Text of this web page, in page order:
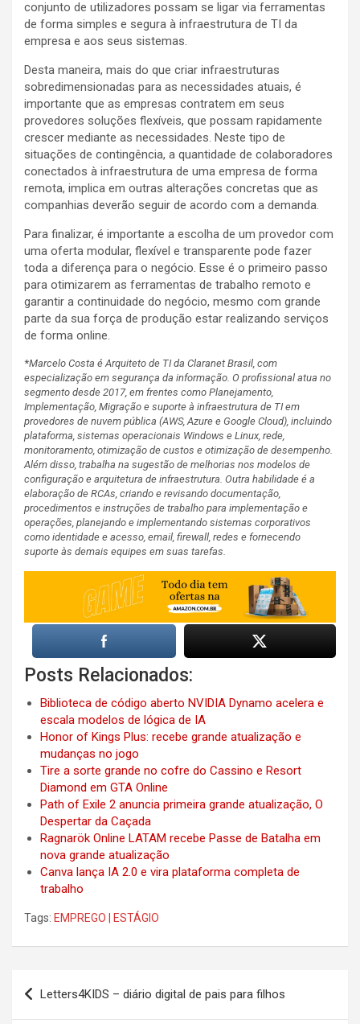
conjunto de utilizadores possam se ligar via ferramentas
de forma simples e segura à infraestrutura de TI da
empresa e aos seus sistemas.
Desta maneira, mais do que criar infraestruturas
sobredimensionadas para as necessidades atuais, é
importante que as empresas contratem em seus
provedores soluções flexíveis, que possam rapidamente
crescer mediante as necessidades. Neste tipo de
situações de contingência, a quantidade de colaboradores
conectados à infraestrutura de uma empresa de forma
remota, implica em outras alterações concretas que as
companhias deverão seguir de acordo com a demanda.
Para finalizar, é importante a escolha de um provedor com
uma oferta modular, flexível e transparente pode fazer
toda a diferença para o negócio. Esse é o primeiro passo
para otimizarem as ferramentas de trabalho remoto e
garantir a continuidade do negócio, mesmo com grande
parte da sua força de produção estar realizando serviços
de forma online.
*Marcelo Costa é Arquiteto de TI da Claranet Brasil, com
especialização em segurança da informação. O profissional atua no
segmento desde 2017, em frentes como Planejamento,
Implementação, Migração e suporte à infraestrutura de TI em
provedores de nuvem pública (AWS, Azure e Google Cloud), incluindo
plataforma, sistemas operacionais Windows e Linux, rede,
monitoramento, otimização de custos e otimização de desempenho.
Além disso, trabalha na sugestão de melhorias nos modelos de
configuração e arquitetura de infraestrutura. Outra habilidade é a
elaboração de RCAs, criando e revisando documentação,
procedimentos e instruções de trabalho para implementação e
operações, planejando e implementando sistemas corporativos
como identidade e acesso, email, firewall, redes e fornecendo
suporte às demais equipes em suas tarefas.
Posts Relacionados:
Biblioteca de código aberto NVIDIA Dynamo acelera e
escala modelos de lógica de IA
Honor of Kings Plus: recebe grande atualização e
mudanças no jogo
Tire a sorte grande no cofre do Cassino e Resort
Diamond em GTA Online
Path of Exile 2 anuncia primeira grande atualização, O
Despertar da Caçada
Ragnarök Online LATAM recebe Passe de Batalha em
nova grande atualização
Canva lança IA 2.0 e vira plataforma completa de
trabalho
Tags: EMPREGO | ESTÁGIO
Post
navigation
Letters4KIDS – diário digital de pais para filhos